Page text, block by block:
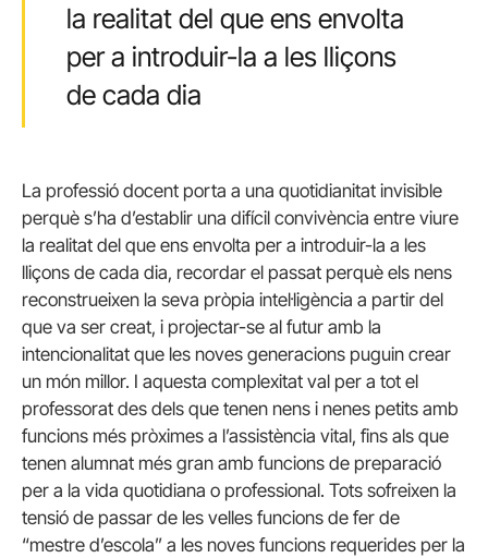
la realitat del que ens envolta
per a introduir-la a les lliçons
de cada dia
La professió docent porta a una quotidianitat invisible
perquè s’ha d’establir una difícil convivència entre viure
la realitat del que ens envolta per a introduir-la a les
lliçons de cada dia, recordar el passat perquè els nens
reconstrueixen la seva pròpia intel·ligència a partir del
que va ser creat, i projectar-se al futur amb la
intencionalitat que les noves generacions puguin crear
un món millor. I aquesta complexitat val per a tot el
professorat des dels que tenen nens i nenes petits amb
funcions més pròximes a l’assistència vital, fins als que
tenen alumnat més gran amb funcions de preparació
per a la vida quotidiana o professional. Tots sofreixen la
tensió de passar de les velles funcions de fer de
“mestre d’escola” a les noves funcions requerides per la